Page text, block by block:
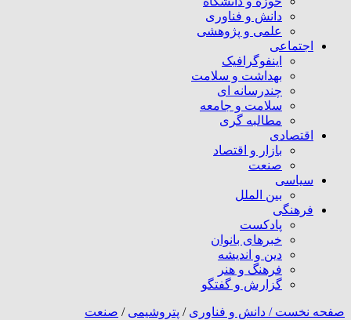
دانش و فناوری
علمی و پژوهشی
اجتماعی
اینفوگرافیک
بهداشت و سلامت
چندرسانه ای
سلامت و جامعه
مطالبه گری
اقتصادی
بازار و اقتصاد
صنعت
سیاسی
بین الملل
فرهنگی
پادکست
خبرهای بانوان
دین و اندیشه
فرهنگ و هنر
گزارش و گفتگو
صفحه نخست / دانش و فناوری / پتروشیمی / صنعت